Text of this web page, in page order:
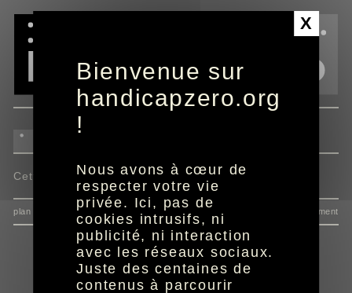
Cette actualité n'est pas disponible.
plan du site données personnelles consentement
X
Bienvenue sur
handicapzero.org
!
Nous avons à cœur de
respecter votre vie
privée. Ici, pas de
cookies intrusifs, ni
publicité, ni interaction
avec les réseaux sociaux.
Juste des centaines de
contenus à parcourir